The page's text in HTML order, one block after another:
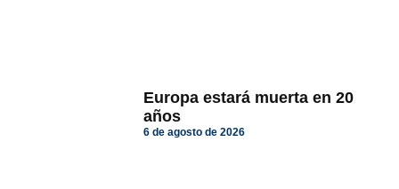
Europa estará muerta en 20
años
6 de agosto de 2026